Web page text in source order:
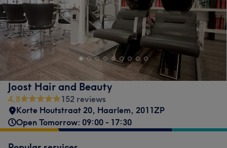
Joost Hair and Beauty
4,8
152 reviews
Korte Houtstraat 20, Haarlem, 2011ZP
Open Tomorrow: 09:00 - 17:30